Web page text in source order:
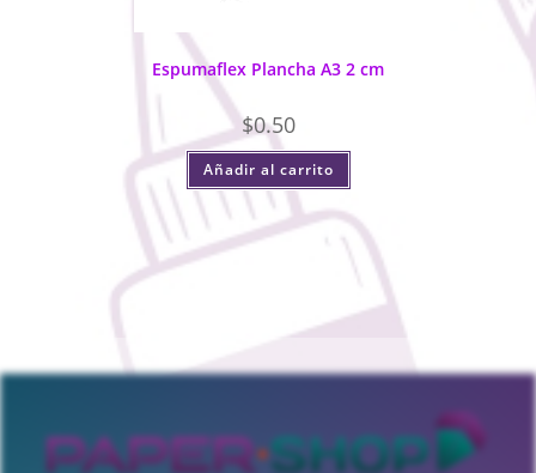
Espumaflex Plancha A3 2 cm
$0.50
Añadir al carrito